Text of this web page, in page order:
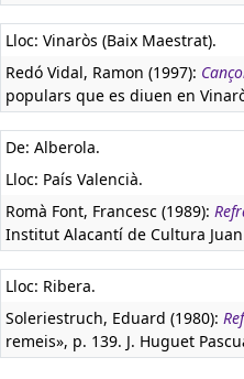
Lloc: Vinaròs (Baix Maestrat).
Redó Vidal, Ramon (1997):
populars que es diuen en
De: Alberola.
Lloc: País Valencià.
Romà Font, Francesc (1989):
Institut Alacantí de Cultura
Lloc: Ribera.
Soleriestruch, Eduard (1980):
remeis», p. 139. J. Huguet